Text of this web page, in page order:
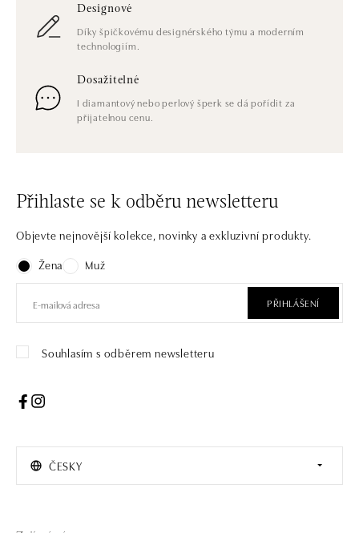
Designové
Díky špičkovému designérského týmu a moderním
technologiím.
Dosažitelné
I diamantový nebo perlový šperk se dá pořídit za
přijatelnou cenu.
Přihlaste se k odběru newsletteru
Objevte nejnovější kolekce, novinky a exkluzivní produkty.
Žena
Muž
PŘIHLÁŠENÍ
Souhlasím s odběrem newsletteru
ČESKY